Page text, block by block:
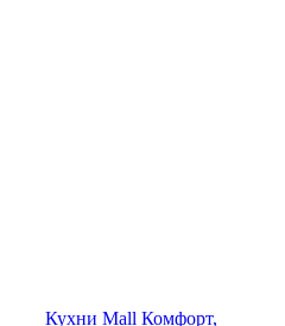
Кухни Mall Комфорт,